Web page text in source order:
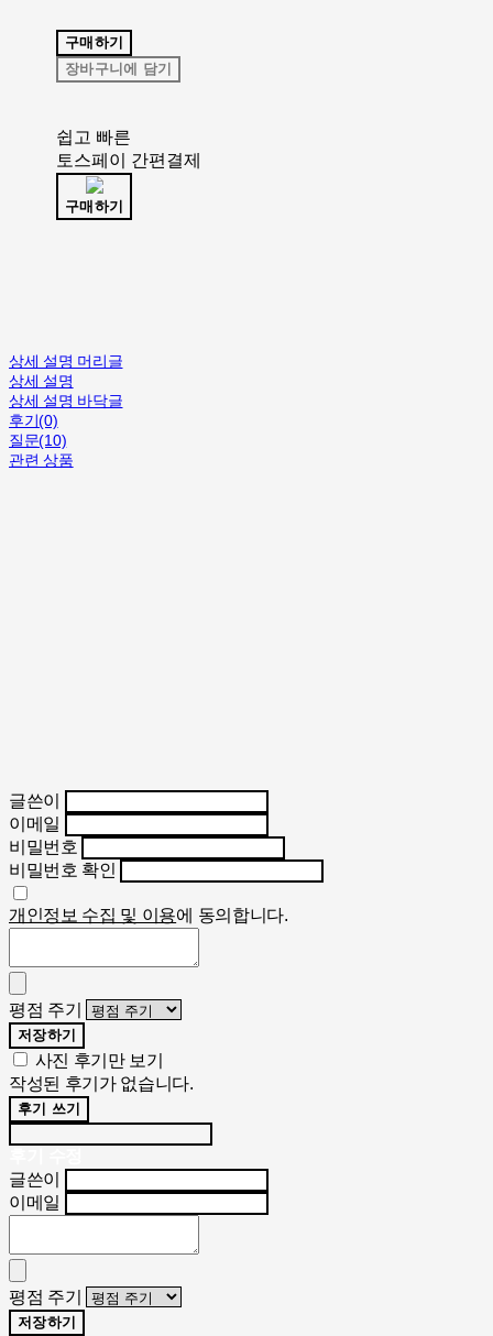
구매하기
장바구니에 담기
쉽고 빠른
토스페이 간편결제
구매하기
상세 설명 머리글
상세 설명
상세 설명 바닥글
후기(0)
질문(10)
관련 상품
글쓴이
이메일
비밀번호
비밀번호 확인
개인정보 수집 및 이용에 동의합니다.
평점 주기
저장하기
사진 후기만 보기
작성된 후기가 없습니다.
후기 쓰기
글쓴이
이메일
평점 주기
저장하기